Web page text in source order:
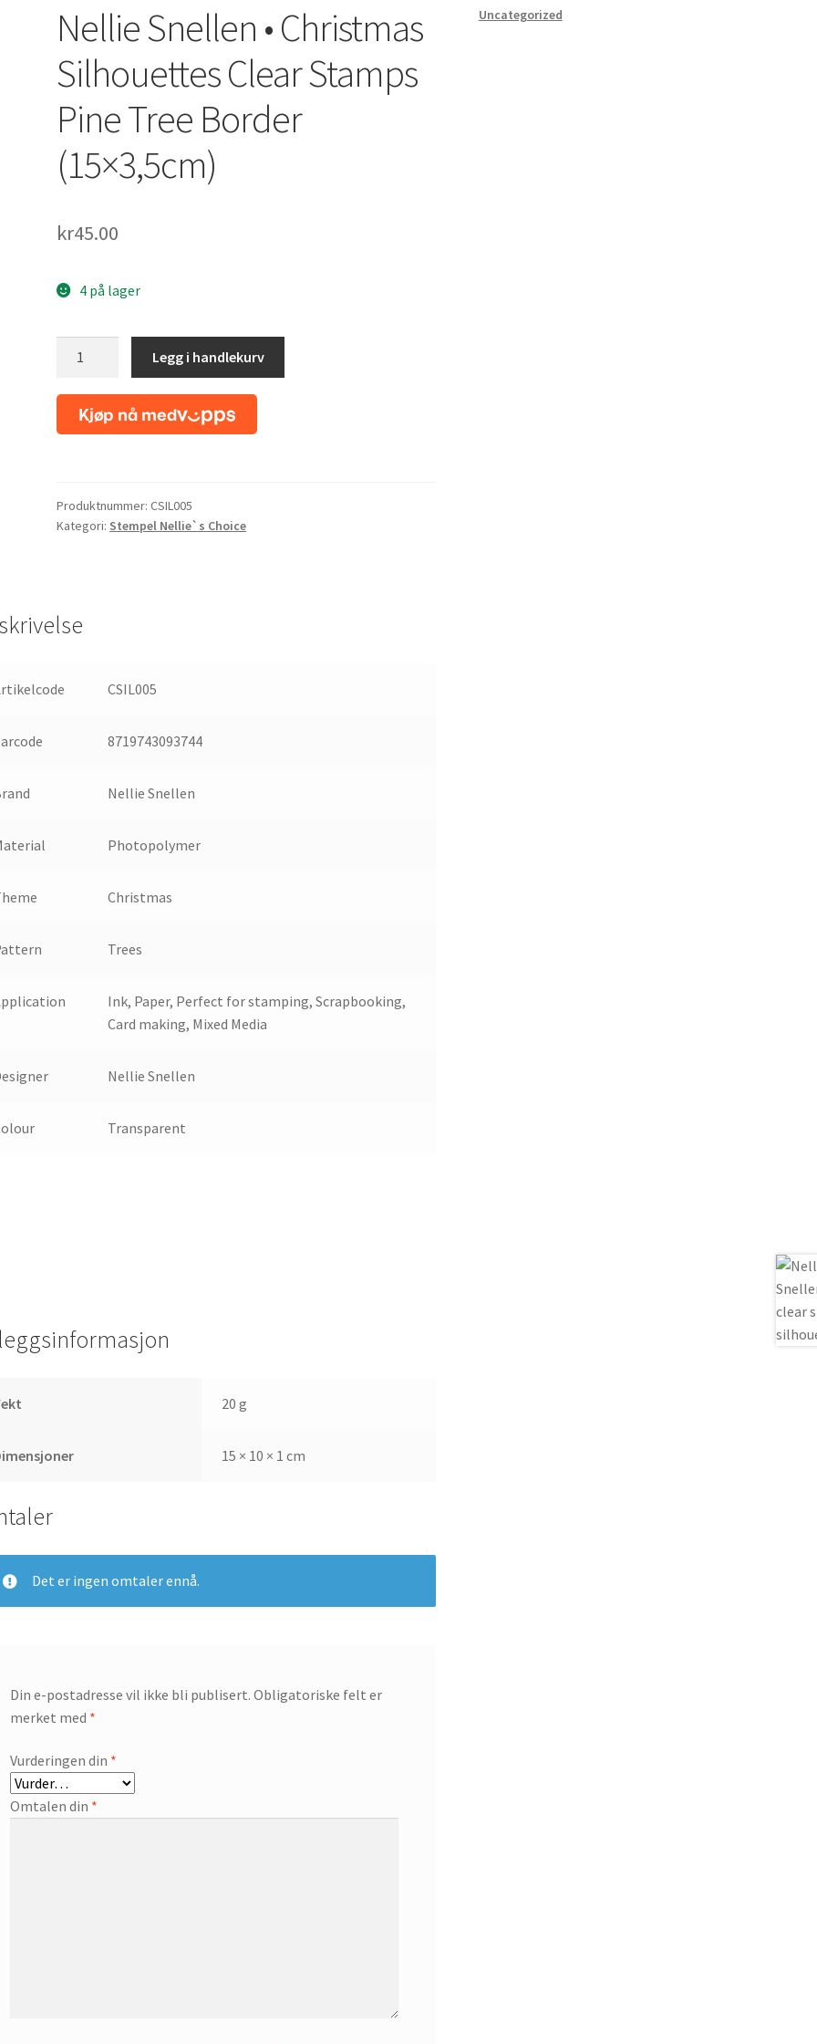
Nellie Snellen • Christmas
Silhouettes Clear Stamps
Pine Tree Border
(15×3,5cm)
kr45.00
4 på lager
•
Christmas
Silhouettes
Pine
Tree
Legg i handlekurv
Produktnummer:CSIL005
Kategori: Stempel Nellie`s Choice
CSIL005
8719743093744
Nellie Snellen
Photopolymer
Christmas
Trees
Ink, Paper, Perfect for stamping, Scrapbooking,
Card making, Mixed Media
Nellie Snellen
Transparent
20 g
15 × 10 × 1 cm
Det er ingen omtaler ennå.
Din e-postadresse vil ikke bli publisert. Obligatoriske felt er
merket med *
Vurderingen din *
Omtalen din *
Uncategorized